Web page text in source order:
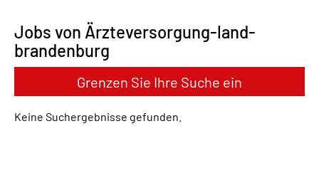
Jobs von Ärzteversorgung-land-
brandenburg
Grenzen Sie Ihre Suche ein
Keine Suchergebnisse gefunden.